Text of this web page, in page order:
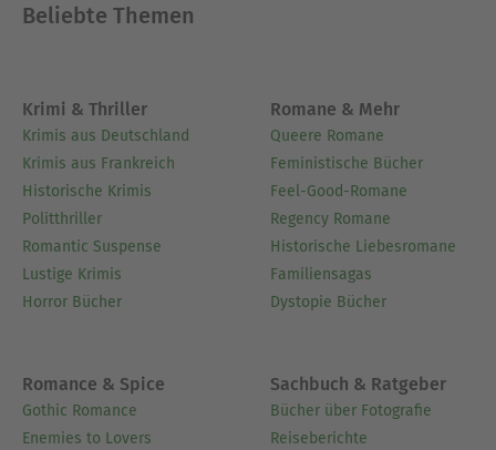
Beliebte Themen
Krimi & Thriller
Krimis aus Deutschland
Krimis aus Frankreich
Historische Krimis
Politthriller
Romantic Suspense
Lustige Krimis
Horror Bücher
Romane & Mehr
Queere Romane
Feministische Bücher
Feel-Good-Romane
Regency Romane
Historische Liebesromane
Familiensagas
Dystopie Bücher
Romance & Spice
Gothic Romance
Enemies to Lovers
Sachbuch & Ratgeber
Bücher über Fotografie
Reiseberichte